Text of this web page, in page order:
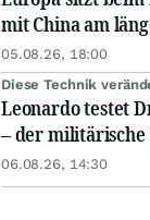
mit China am
05.08.26, 18:00
Diese Technik
Leonardo testet
– der
06.08.26, 14:30